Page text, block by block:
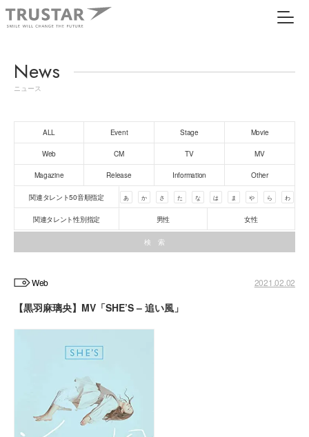
News
ニュース
ALL Event Stage Movie
Web CM TV MV
Magazine Release Information Other
関連タレント50音順指定 あ か さ た な は ま や ら わ
関連タレント性別指定 男性 女性
Web 2021.02.02
【黒羽麻璃央】MV「SHE’S – 追い風」